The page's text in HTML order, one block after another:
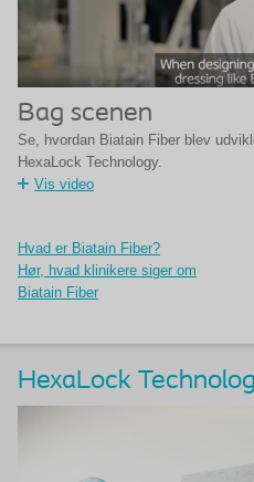
Bag scenen
Se, hvordan Biatain Fiber blev
HexaLock Technology.
Vis video
Hvad er Biatain Fiber?
Hør, hvad klinikere siger om
Biatain Fiber
HexaLock